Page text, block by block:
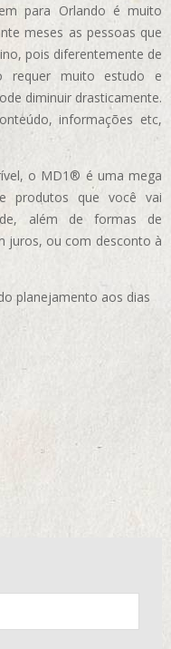
para Orlando é muito
meses as pessoas que
pois diferentemente de
requer muito estudo e
diminuir drasticamente.
informações etc,
o MD1® é uma mega
produtos que você vai
além de formas de
juros, ou com desconto à
planejamento aos dias